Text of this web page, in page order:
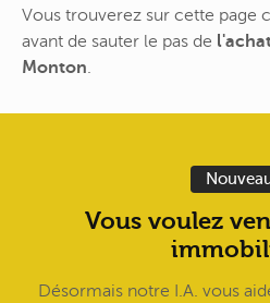
Vous trouverez sur cette page
avant de sauter le pas de
Monton.
Vous voulez
Désormais notre I.A. vous